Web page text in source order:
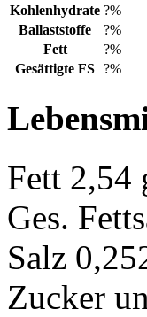
Kohlenhydrate ?%
Ballaststoffe
?%
Fett
?%
Gesättigte FS ?%
Fett 2,54
Ges.
Salz
Zucker